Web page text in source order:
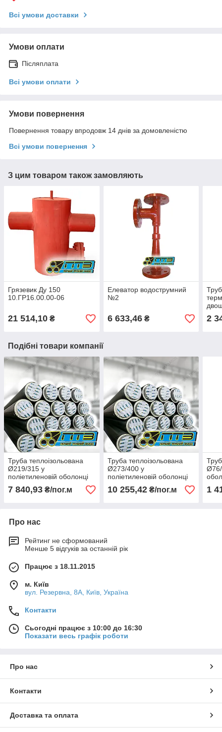
Всі умови доставки
Умови оплати
Післяплата
Всі умови оплати
Умови повернення
Повернення товару впродовж 14 днів за домовленістю
Всі умови повернення
З цим товаром також замовляють
Грязевик Ду 150
10.ГР16.00.00-06
21 514,10 ₴
Елеватор водострумний
№2
6 633,46₴
159
2
Подібні товари компанії
Труба теплоізольована
Ø219/315 у
поліетиленовій оболонці
7 840,93 ₴/пог.м
Труба теплоізольована
Ø273/400 у
поліетиленовій оболонці
10 255,42₴/пог.м
Ø76/
1
Про нас
Рейтинг не сформований
Менше 5 відгуків за останній рік
Працює з 18.11.2015
м. Київ
вул. Резервна, 8А, Київ, Україна
Контакти
Сьогодні працює з 10:00 до 16:30
Показати весь графік роботи
Про нас
Контакти
Доставка та оплата